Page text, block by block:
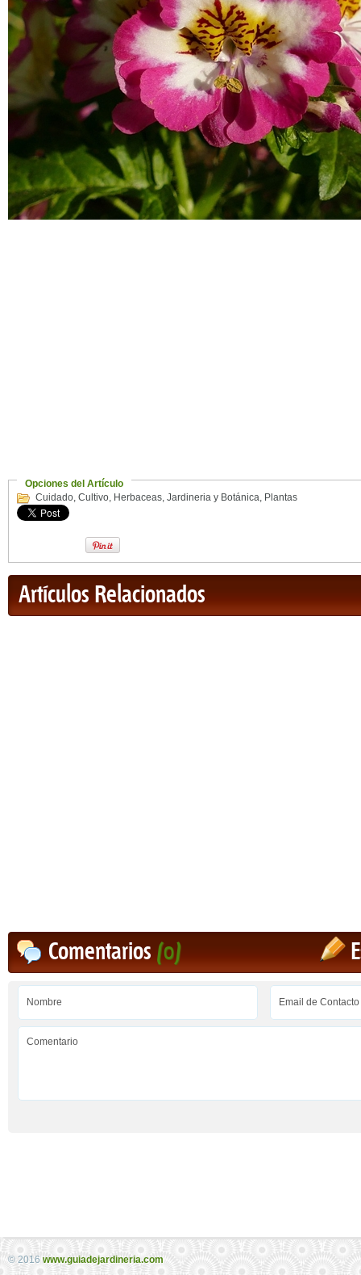
Opciones del Artículo
Cuidado, Cultivo, Herbaceas, Jardineria y Botánica, Plantas
Artículos Relacionados
Comentarios(0)
© 2016 www.guiadejardineria.com